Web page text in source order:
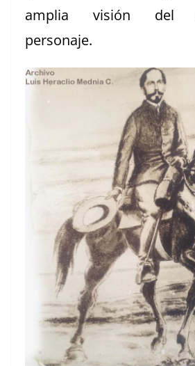
amplia visión del
personaje.